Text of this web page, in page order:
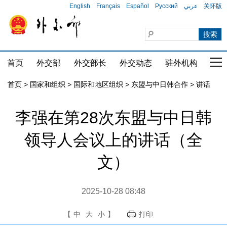
English Français Español Русский عربي 关怀版
首页 外交部 外交部长 外交动态 驻外机构 国
首页 > 国家和组织 > 国际和地区组织 > 东盟与中日韩合作 > 讲话
李强在第28次东盟与中日韩
领导人会议上的讲话（全
文）
2025-10-28 08:48
【 中 大 小 】 打印